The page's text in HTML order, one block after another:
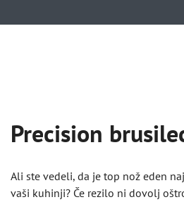
Precision
Ali ste vedeli, da je top nož eden
vaši kuhinji? Če rezilo ni dovolj